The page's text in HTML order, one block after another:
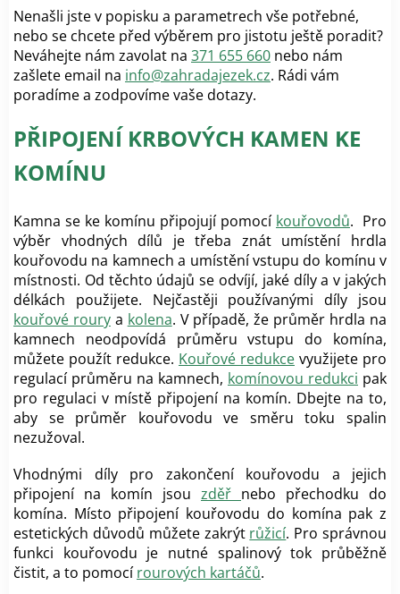
Nenašli jste v popisku a parametrech vše potřebné,
nebo se chcete před výběrem pro jistotu ještě poradit?
Neváhejte nám zavolat na 371 655 660 nebo nám
zašlete email na info@zahradajezek.cz. Rádi vám
poradíme a zodpovíme vaše dotazy.
PŘIPOJENÍ KRBOVÝCH KAMEN KE
KOMÍNU
Kamna se ke komínu připojují pomocí kouřovodů. Pro
výběr vhodných dílů je třeba znát umístění hrdla
kouřovodu na kamnech a umístění vstupu do komínu v
místnosti. Od těchto údajů se odvíjí, jaké díly a v jakých
délkách použijete. Nejčastěji používanými díly jsou
kouřové roury a kolena. V případě, že průměr hrdla na
kamnech neodpovídá průměru vstupu do komína,
můžete použít redukce. Kouřové redukce využijete pro
regulací průměru na kamnech, komínovou redukci pak
pro regulaci v místě připojení na komín. Dbejte na to,
aby se průměr kouřovodu ve směru toku spalin
nezužoval.
Vhodnými díly pro zakončení kouřovodu a jejich
připojení na komín jsou zděř nebo přechodku do
komína. Místo připojení kouřovodu do komína pak z
estetických důvodů můžete zakrýt růžicí. Pro správnou
funkci kouřovodu je nutné spalinový tok průběžně
čistit, a to pomocí rourových kartáčů.